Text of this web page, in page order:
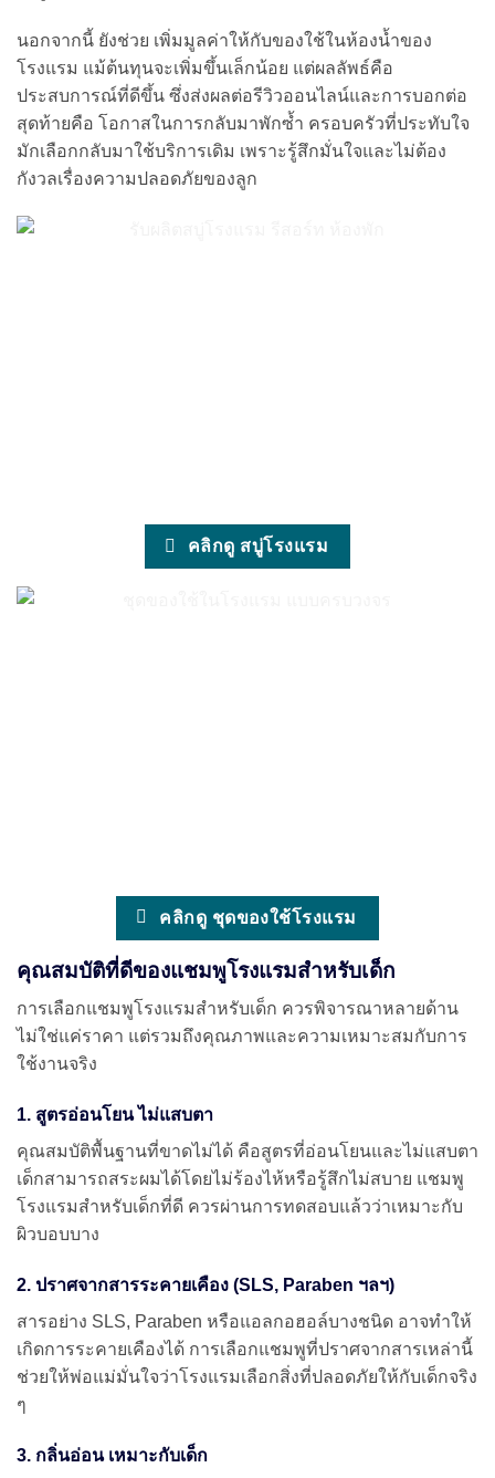
นอกจากนี้ ยังช่วย เพิ่มมูลค่าให้กับของใช้ในห้องน้ำของ
โรงแรม แม้ต้นทุนจะเพิ่มขึ้นเล็กน้อย แต่ผลลัพธ์คือ
ประสบการณ์ที่ดีขึ้น ซึ่งส่งผลต่อรีวิวออนไลน์และการบอกต่อ
สุดท้ายคือ โอกาสในการกลับมาพักซ้ำ ครอบครัวที่ประทับใจ
มักเลือกกลับมาใช้บริการเดิม เพราะรู้สึกมั่นใจและไม่ต้อง
กังวลเรื่องความปลอดภัยของลูก
คลิกดู สบู่โรงแรม
คลิกดู ชุดของใช้โรงแรม
คุณสมบัติที่ดีของแชมพูโรงแรมสำหรับเด็ก
การเลือกแชมพูโรงแรมสำหรับเด็ก ควรพิจารณาหลายด้าน
ไม่ใช่แค่ราคา แต่รวมถึงคุณภาพและความเหมาะสมกับการ
ใช้งานจริง
1. สูตรอ่อนโยน ไม่แสบตา
คุณสมบัติพื้นฐานที่ขาดไม่ได้ คือสูตรที่อ่อนโยนและไม่แสบตา
เด็กสามารถสระผมได้โดยไม่ร้องไห้หรือรู้สึกไม่สบาย แชมพู
โรงแรมสำหรับเด็กที่ดี ควรผ่านการทดสอบแล้วว่าเหมาะกับ
ผิวบอบบาง
2. ปราศจากสารระคายเคือง (SLS, Paraben ฯลฯ)
สารอย่าง SLS, Paraben หรือแอลกอฮอล์บางชนิด อาจทำให้
เกิดการระคายเคืองได้ การเลือกแชมพูที่ปราศจากสารเหล่านี้
ช่วยให้พ่อแม่มั่นใจว่าโรงแรมเลือกสิ่งที่ปลอดภัยให้กับเด็กจริง
ๆ
3. กลิ่นอ่อน เหมาะกับเด็ก